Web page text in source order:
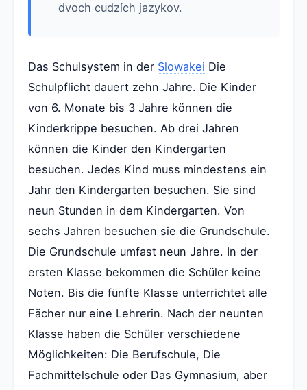
dvoch cudzích jazykov.
Das Schulsystem in der Slowakei Die
Schulpflicht dauert zehn Jahre. Die Kinder
von 6. Monate bis 3 Jahre können die
Kinderkrippe besuchen. Ab drei Jahren
können die Kinder den Kindergarten
besuchen. Jedes Kind muss mindestens ein
Jahr den Kindergarten besuchen. Sie sind
neun Stunden in dem Kindergarten. Von
sechs Jahren besuchen sie die Grundschule.
Die Grundschule umfast neun Jahre. In der
ersten Klasse bekommen die Schüler keine
Noten. Bis die fünfte Klasse unterrichtet alle
Fächer nur eine Lehrerin. Nach der neunten
Klasse haben die Schüler verschiedene
Möglichkeiten: Die Berufschule, Die
Fachmittelschule oder Das Gymnasium, aber